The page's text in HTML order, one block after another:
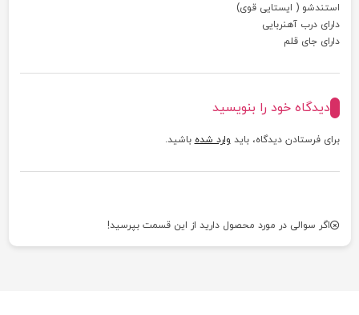
استندشو ( ایستایی قوی)
دارای درب آهنربایی
دارای جای قلم
دیدگاه خود را بنویسید
برای فرستادن دیدگاه، باید وارد شده باشید.
اگر سوالی در مورد محصول دارید از این قسمت بپرسید!